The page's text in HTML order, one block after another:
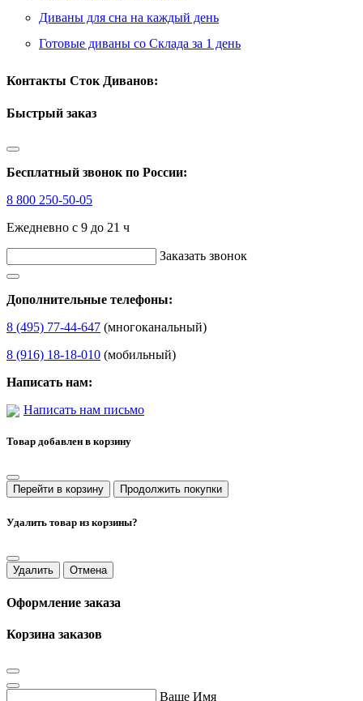
Диваны для сна на каждый день
Готовые диваны со Склада за 1 день
Контакты Сток Диванов:
Быстрый заказ
Бесплатный звонок по России:
8 800 250-50-05
Ежедневно с 9 до 21 ч
Заказать звонок
Дополнительные телефоны:
8 (495) 77-44-647 (многоканальный)
8 (916) 18-18-010 (мобильный)
Написать нам:
Написать нам письмо
Товар добавлен в корзину
Перейти в корзину Продолжить покупки
Удалить товар из корзины?
Удалить Отмена
Оформление заказа
Корзина заказов
Ваше Имя